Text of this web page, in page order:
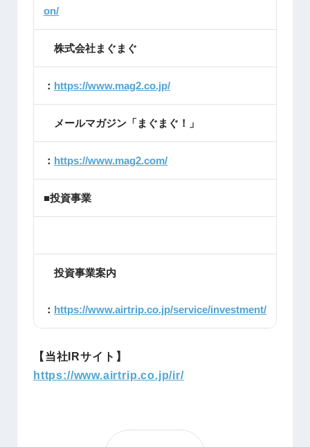
on/
株式会社まぐまぐ
： https://www.mag2.co.jp/
メールマガジン「まぐまぐ！」
： https://www.mag2.com/
■投資事業
投資事業案内
： https://www.airtrip.co.jp/service/investment/
【当社IRサイト】
https://www.airtrip.co.jp/ir/